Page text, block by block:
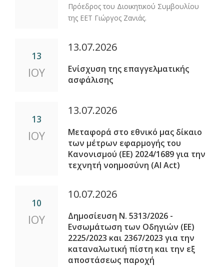
Πρόεδρος του Διοικητικού Συμβουλίου
της ΕΕΤ Γιώργος Ζανιάς.
13
ΙΟΥ
13.07.2026
Ενίσχυση της επαγγελματικής
ασφάλισης
13
ΙΟΥ
13.07.2026
Μεταφορά στο εθνικό μας δίκαιο
των μέτρων εφαρμογής του
Κανονισμού (ΕΕ) 2024/1689 για την
τεχνητή νοημοσύνη (AI Act)
10
ΙΟΥ
10.07.2026
Δημοσίευση Ν. 5313/2026 -
Ενσωμάτωση των Οδηγιών (ΕΕ)
2225/2023 και 2367/2023 για την
καταναλωτική πίστη και την εξ
αποστάσεως παροχή